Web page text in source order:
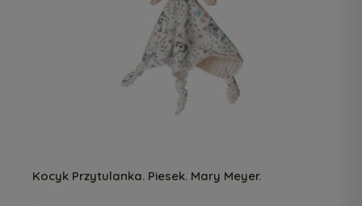
Kocyk Przytulanka. Piesek. Mary Meyer.